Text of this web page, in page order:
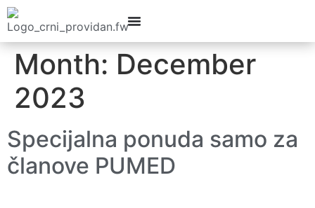
Month: December
2023
Specijalna ponuda samo za
članove PUMED